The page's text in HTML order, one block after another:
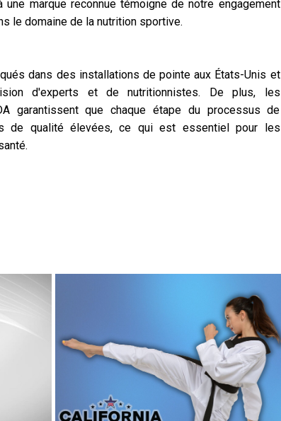
marque reconnue témoigne de notre engagement
le domaine de la nutrition sportive.
dans des installations de pointe aux États-Unis et
d'experts et de nutritionnistes. De plus, les
garantissent que chaque étape du processus de
de qualité élevées, ce qui est essentiel pour les